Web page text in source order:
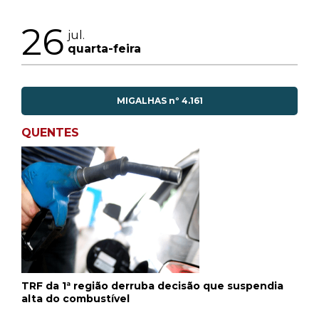
26 jul.
quarta-feira
MIGALHAS nº 4.161
QUENTES
TRF da 1ª região derruba decisão que suspendia
alta do combustível